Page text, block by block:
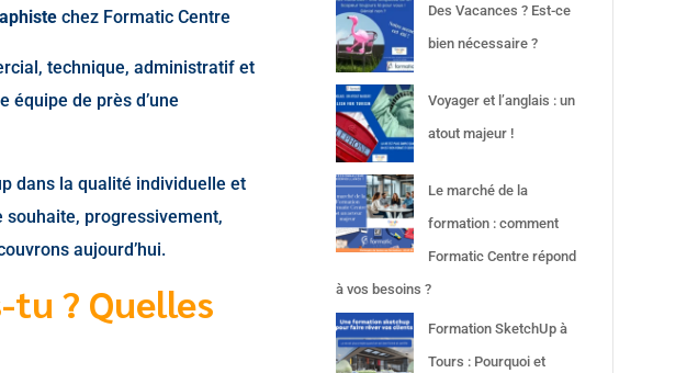
chez Formatic Centre
technique, administratif et
équipe de près d’une
dans la qualité individuelle et
progressivement,
aujourd’hui.
? Quelles
Des Vacances ? Est-ce
bien nécessaire ?
Voyager et l’anglais : un
atout majeur !
Le marché de la
formation : comment
Formatic Centre répond
à vos besoins ?
Formation SketchUp à
Tours : Pourquoi et